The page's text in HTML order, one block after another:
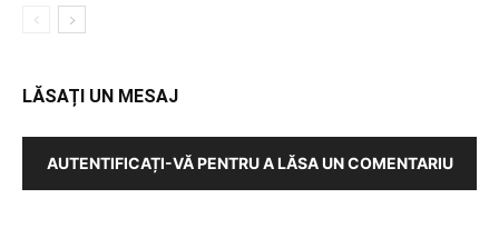
LĂSAȚI UN MESAJ
AUTENTIFICAȚI-VĂ PENTRU A LĂSA UN COMENTARIU